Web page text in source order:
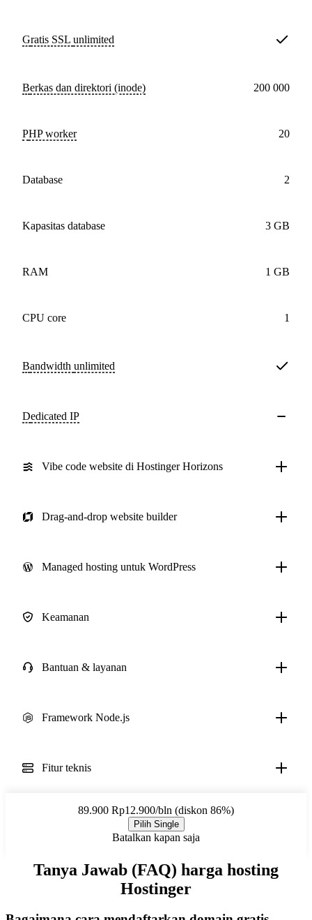
Gratis SSL unlimited
Berkas dan direktori (inode) 200 000
PHP worker 20
database 2
Kapasitas database 3 GB
RAM 1 GB
CPU core 1
Bandwidth unlimited
Dedicated IP
Vibe code website di Hostinger Horizons
Drag-and-drop website builder
Managed hosting untuk WordPress
Keamanan
Bantuan & layanan
Framework Node.js
Fitur teknis
89.900 Rp12.900/bln (diskon 86%)
Pilih Single
Batalkan kapan saja
Tanya Jawab (FAQ) harga hosting
Hostinger